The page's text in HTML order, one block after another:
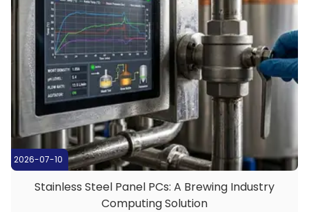
2026-07-10
Stainless Steel Panel PCs: A Brewing Industry
Computing Solution